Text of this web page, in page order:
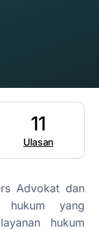
11
Ulasan
Advokat dan
hukum yang
hukum